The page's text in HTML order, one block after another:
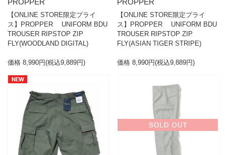
PROPPER
【ONLINE STORE限定プライ
ス】PROPPER UNIFORM BDU
TROUSER RIPSTOP ZIP
FLY(WOODLAND DIGITAL)
価格 8,990円(税込9,889円)
PROPPER
【ONLINE STORE限定プライ
ス】PROPPER UNIFORM BDU
TROUSER RIPSTOP ZIP
FLY(ASIAN TIGER STRIPE)
価格 8,990円(税込9,889円)